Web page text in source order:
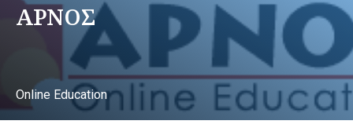
ΑΡΝΟΣ
Online Education